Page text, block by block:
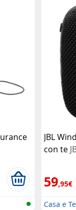
JBL
con te
59,95€
Casa e